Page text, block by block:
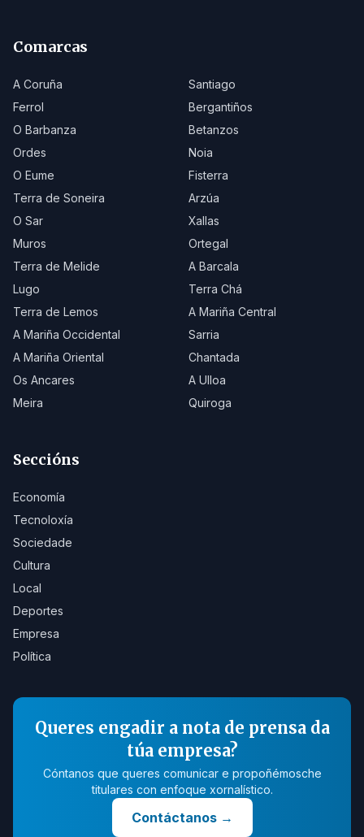
Comarcas
A Coruña
Santiago
Ferrol
Bergantiños
O Barbanza
Betanzos
Ordes
Noia
O Eume
Fisterra
Terra de Soneira
Arzúa
O Sar
Xallas
Muros
Ortegal
Terra de Melide
A Barcala
Lugo
Terra Chá
Terra de Lemos
A Mariña Central
A Mariña Occidental
Sarria
A Mariña Oriental
Chantada
Os Ancares
A Ulloa
Meira
Quiroga
Seccións
Economía
Tecnoloxía
Sociedade
Cultura
Local
Deportes
Empresa
Política
Queres engadir a nota de prensa da
túa empresa?
Cóntanos que queres comunicar e propoñémosche
titulares con enfoque xornalístico.
Contáctanos→